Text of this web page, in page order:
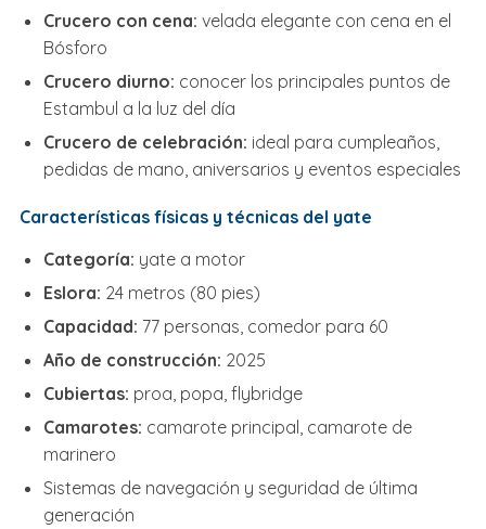
Crucero con cena: velada elegante con cena en el
Bósforo
Crucero diurno: conocer los principales puntos de
Estambul a la luz del día
Crucero de celebración: ideal para cumpleaños,
pedidas de mano, aniversarios y eventos especiales
Características físicas y técnicas del yate
Categoría: yate a motor
Eslora: 24 metros (80 pies)
Capacidad: 77 personas, comedor para 60
Año de construcción: 2025
Cubiertas: proa, popa, flybridge
Camarotes: camarote principal, camarote de
marinero
Sistemas de navegación y seguridad de última
generación